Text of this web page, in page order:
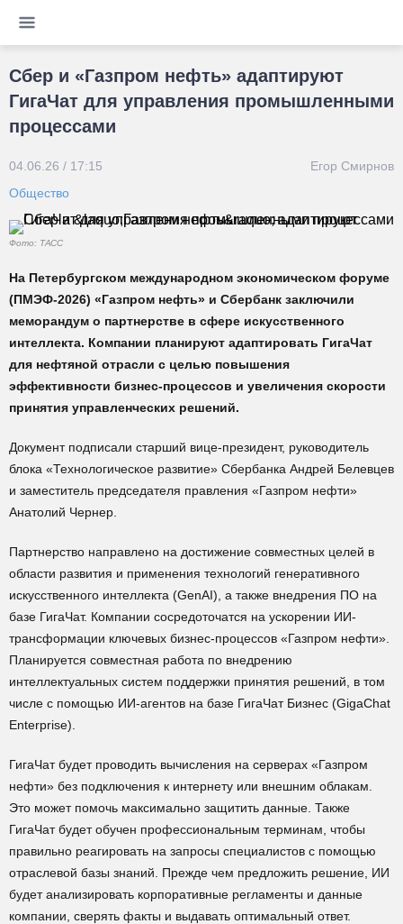
Сбер и «Газпром нефть» адаптируют
ГигаЧат для управления промышленными
процессами
04.06.26 / 17:15
Егор Смирнов
Общество
Фото: ТАСС
На Петербургском международном экономическом форуме
(ПМЭФ-2026) «Газпром нефть» и Сбербанк заключили
меморандум о партнерстве в сфере искусственного
интеллекта. Компании планируют адаптировать ГигаЧат
для нефтяной отрасли с целью повышения
эффективности бизнес-процессов и увеличения скорости
принятия управленческих решений.
Документ подписали старший вице-президент, руководитель
блока «Технологическое развитие» Сбербанка Андрей Белевцев
и заместитель председателя правления «Газпром нефти»
Анатолий Чернер.
Партнерство направлено на достижение совместных целей в
области развития и применения технологий генеративного
искусственного интеллекта (GenAI), а также внедрения ПО на
базе ГигаЧат. Компании сосредоточатся на ускорении ИИ-
трансформации ключевых бизнес-процессов «Газпром нефти».
Планируется совместная работа по внедрению
интеллектуальных систем поддержки принятия решений, в том
числе с помощью ИИ-агентов на базе ГигаЧат Бизнес (GigaChat
Enterprise).
ГигаЧат будет проводить вычисления на серверах «Газпром
нефти» без подключения к интернету или внешним облакам.
Это может помочь максимально защитить данные. Также
ГигаЧат будет обучен профессиональным терминам, чтобы
правильно реагировать на запросы специалистов с помощью
отраслевой базы знаний. Прежде чем предложить решение, ИИ
будет анализировать корпоративные регламенты и данные
компании, сверять факты и выдавать оптимальный ответ.